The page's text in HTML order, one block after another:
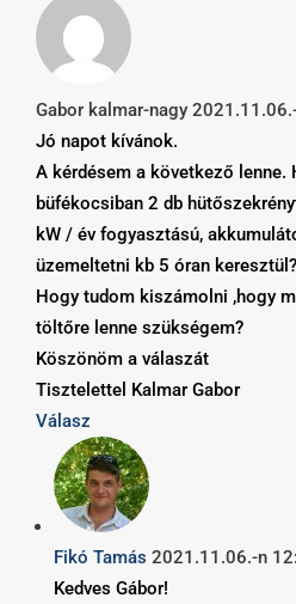
Gabor kalmar-nagy
Jó napot kívánok.
A kérdésem a következő lenne.
büfékocsiban 2 db
kW / év fogyasztású,
üzemeltetni kb 5 óran keresztül?
Hogy tudom kiszámolni ,hogy
töltőre lenne szükségem?
Köszönöm a válaszát
Tisztelettel Kalmar Gabor
Válasz
Fikó Tamás 2021.11.06.-n
Kedves Gábor!